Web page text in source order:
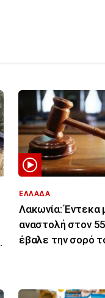
ΕΛΛΑΔΑ
Λακωνία: Έντεκα
αναστολή στον
έβαλε την σορό